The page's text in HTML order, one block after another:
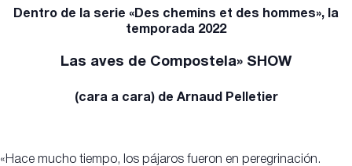
Dentro de la serie «Des chemins et des hommes», la
temporada 2022
Las aves de Compostela» SHOW
(cara a cara) de Arnaud Pelletier
«Hace mucho tiempo, los pájaros fueron en peregrinación.